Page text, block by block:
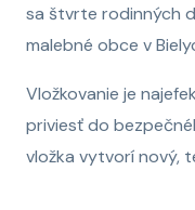
sa štvrte rodinných
malebné obce v
Vložkovanie je
priviesť do
vložka vytvorí nový,